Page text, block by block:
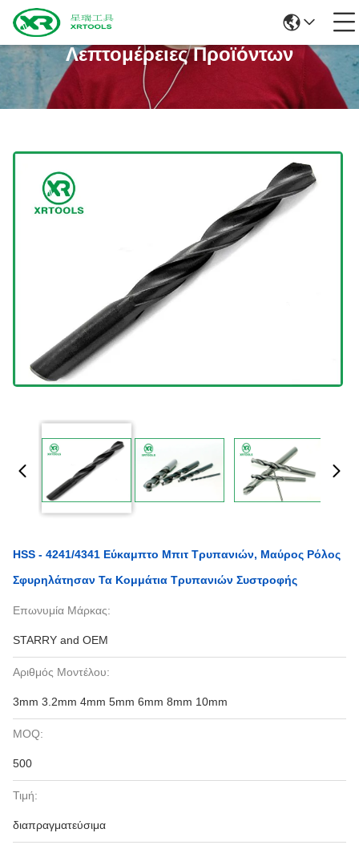
Λεπτομέρειες Προϊόντων
HSS - 4241/4341 Εύκαμπτο Μπιτ Τρυπανιών, Μαύρος Ρόλος
Σφυρηλάτησαν Τα Κομμάτια Τρυπανιών Συστροφής
Επωνυμία Μάρκας:
STARRY and OEM
Αριθμός Μοντέλου:
3mm 3.2mm 4mm 5mm 6mm 8mm 10mm
MOQ:
500
Τιμή:
διαπραγματεύσιμα